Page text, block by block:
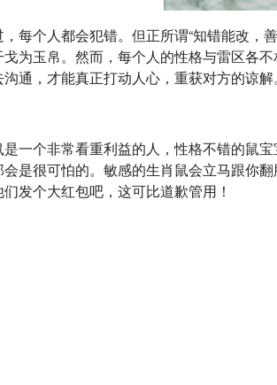
每个人都会犯错。但正所谓“知错能改
为玉帛。然而，每个人的性格与雷区各
通，才能真正打动人心，重获对方的谅解
一个非常看重利益的人，性格不错的鼠
是很可怕的。敏感的生肖鼠会立马跟你
发个大红包吧，这可比道歉管用！